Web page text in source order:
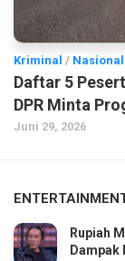
Kriminal / Nasional
Daftar 5
DPR Minta
Juni 29, 2026
Rupiah
Dampak